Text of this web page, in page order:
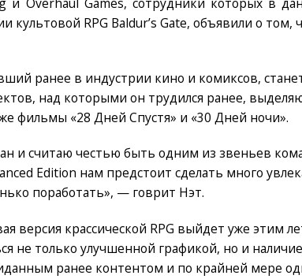
культовой RPG Baldur’s Gate, объявили о
ранее в индустрии кино и комиксов,
над которыми он трудился ранее,
фильмы «28 Дней Спустя» и «30 Дней ночи».
и считаю честью быть одним из звеньев
Edition нам предстоит сделать много
поработать», — говрит Нэт.
версия крассической RPG выйдет уже этим
не только улучшенной графикой, но и
ранее контентом и по крайней мере